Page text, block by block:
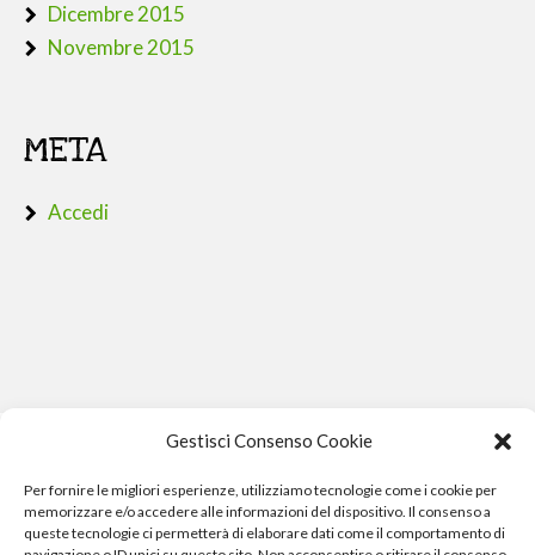
Gestisci Consenso Cookie
Per fornire le migliori esperienze, utilizziamo tecnologie come i cookie per
memorizzare e/o accedere alle informazioni del dispositivo. Il consenso a
queste tecnologie ci permetterà di elaborare dati come il comportamento di
Dicembre 2015
Novembre 2015
META
Accedi